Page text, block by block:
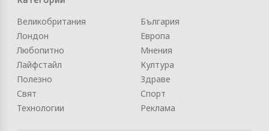
Великобритания
Лондон
Любопитно
Лайфстайл
Полезно
Свят
Технологии
България
Европа
Мнения
Култура
Здраве
Спорт
Реклама